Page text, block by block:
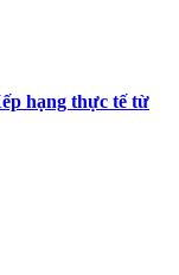
hạng thực tế từ